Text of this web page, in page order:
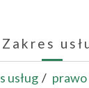
Zakres
usług prawo